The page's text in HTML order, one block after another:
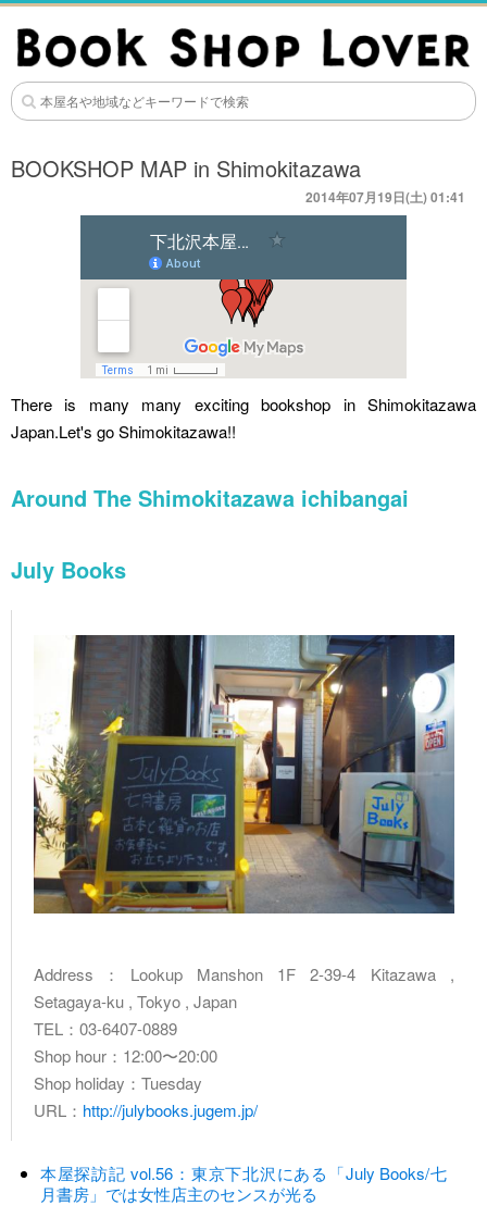
BOOKSHOP MAP in Shimokitazawa
2014年07月19日(土) 01:41
There is many many exciting bookshop in Shimokitazawa
Japan.Let's go Shimokitazawa!!
Around The Shimokitazawa ichibangai
July Books
Address：Lookup Manshon 1F 2-39-4 Kitazawa ,
Setagaya-ku , Tokyo , Japan
TEL：03-6407-0889
Shop hour：12:00〜20:00
Shop holiday：Tuesday
URL： http://julybooks.jugem.jp/
本屋探訪記 vol.56：東京下北沢にある「July Books/七
月書房」では女性店主のセンスが光る